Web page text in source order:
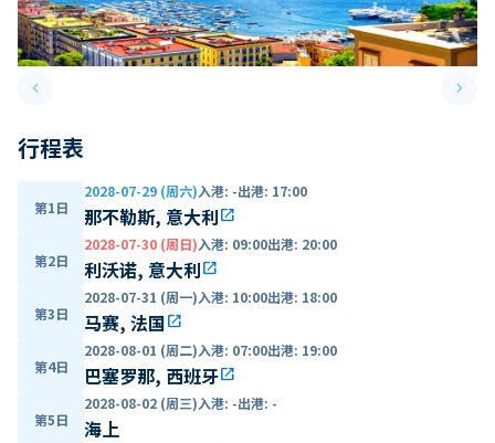
keyboard_arrow_leftPrevious slide keyboard_arrow_right
行程表
第1日
2028-07-29 (周六)入港: -出港: 17:00
那不勒斯, 意大利open_in_new
第2日
2028-07-30 (周日)入港: 09:00出港: 20:00
利沃诺, 意大利open_in_new
第3日
2028-07-31 (周一)入港: 10:00出港: 18:00
马赛, 法国open_in_new
第4日
2028-08-01 (周二)入港: 07:00出港: 19:00
巴塞罗那, 西班牙open_in_new
第5日
2028-08-02 (周三)入港: -出港: -
海上